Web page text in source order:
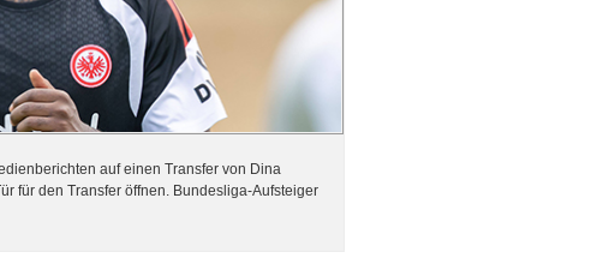
auf einen Transfer von Dina
für den Transfer öffnen. Bundesliga-Aufsteiger